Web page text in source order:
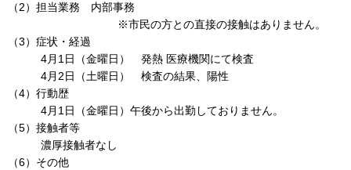
（2）担当業務 内部事務
※市民の方との直接の接触はありません。
（3）症状・経過
4月1日（金曜日） 発熱 医療機関にて検査
4月2日（土曜日） 検査の結果、陽性
（4）行動歴
4月1日（金曜日）午後から出勤しておりません。
（5）接触者等
濃厚接触者なし
（6）その他